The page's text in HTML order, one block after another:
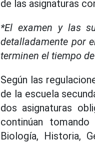
de las asignaturas
*El examen y las
detalladamente por
terminen el tiempo
Según las
de la escuela
dos asignaturas
continúan
Biología, Historia,